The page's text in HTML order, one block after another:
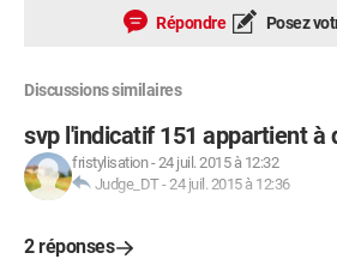
Répondre Posez
Discussions similaires
svp l'indicatif 151 appartient à
fristylisation-24 juil. 2015 à 12:32
Judge_DT-24 juil. 2015 à 12:36
2 réponses